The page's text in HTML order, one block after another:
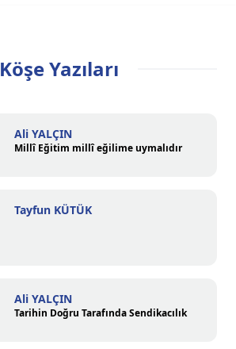
Köşe Yazıları
Ali YALÇIN
Millî Eğitim millî eğilime uymalıdır
Tayfun KÜTÜK
Ali YALÇIN
Tarihin Doğru Tarafında Sendikacılık